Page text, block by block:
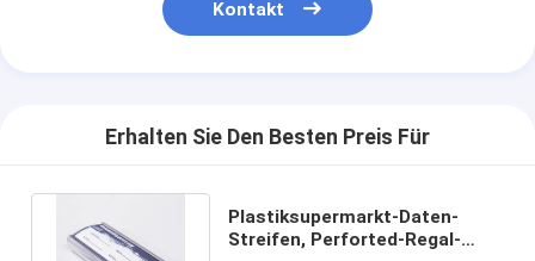
Kontakt
Erhalten Sie Den Besten Preis Für
Plastiksupermarkt-Daten-
Streifen, Perforted-Regal-